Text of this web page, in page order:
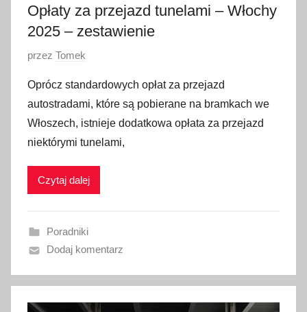
2
5
Opłaty za przejazd tunelami – Włochy
2025 – zestawienie
O
u
b
l
i
w
n
o
s
t
przez Tomek
Oprócz standardowych opłat za przejazd
autostradami, które są pobierane na bramkach we
Włoszech, istnieje dodatkowa opłata za przejazd
niektórymi tunelami,
Czytaj dalej
Poradniki
Dodaj komentarz